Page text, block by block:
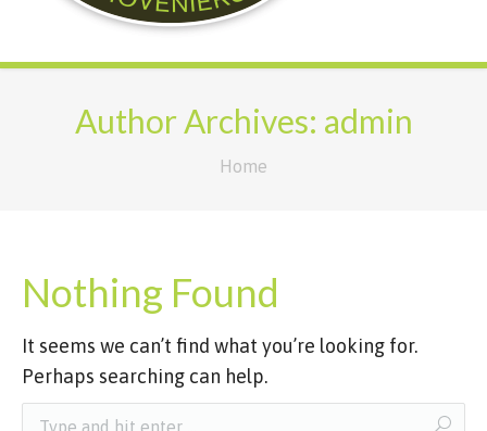
Author Archives: admin
Home
Nothing Found
It seems we can’t find what you’re looking for.
Perhaps searching can help.